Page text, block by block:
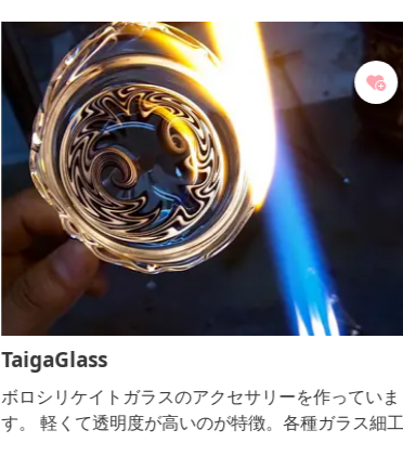
TaigaGlass
ボロシリケイトガラスのアクセサリーを作っていま
す。 軽くて透明度が高いのが特徴。各種ガラス細工